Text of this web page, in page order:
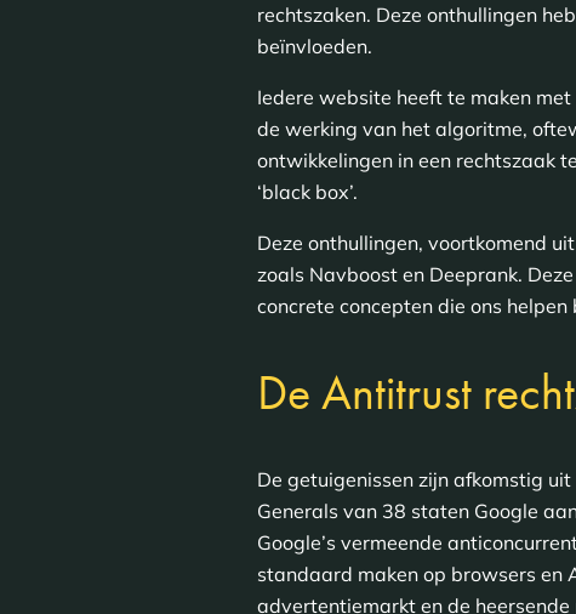
rechtszaken. Deze onthullingen
beïnvloeden.
Iedere website heeft te maken
de werking van het algoritme,
ontwikkelingen in een rechtszaak
‘black box’.
Deze onthullingen, voortkomend
zoals Navboost en Deeprank.
concrete concepten die ons
De Antitrust
De getuigenissen zijn afkomstig
Generals van 38 staten Google
Google’s vermeende
standaard maken op browsers en
advertentiemarkt en de